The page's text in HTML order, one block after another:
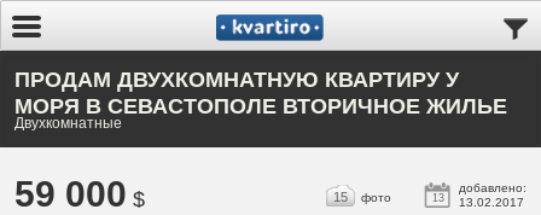
ПРОДАМ ДВУХКОМНАТНУЮ КВАРТИРУ У
МОРЯ В СЕВАСТОПОЛЕ ВТОРИЧНОЕ ЖИЛЬЕ
Двухкомнатные
59 000 $ 13
добавлено:
13.02.2017
15 фото